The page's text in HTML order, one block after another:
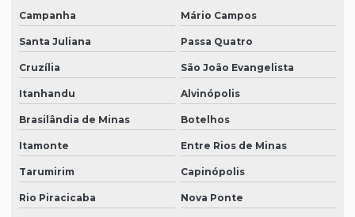
Campanha Mário Campos
Santa Juliana Passa Quatro
Cruzília São João Evangelista
Itanhandu Alvinópolis
Brasilândia de Minas Botelhos
Itamonte Entre Rios de Minas
Tarumirim Capinópolis
Rio Piracicaba Nova Ponte